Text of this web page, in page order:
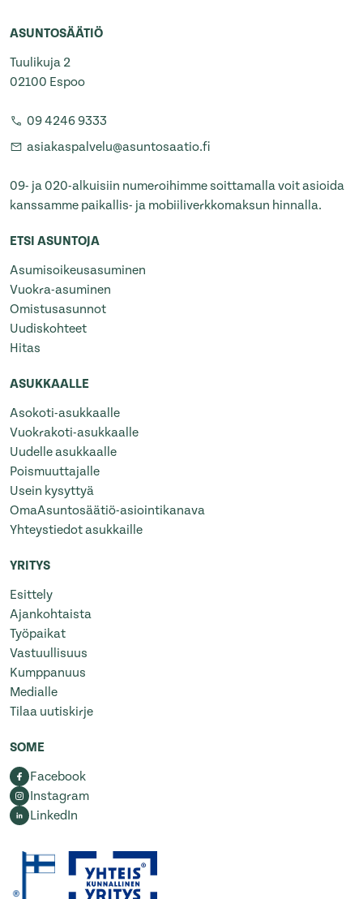
ASUNTOSÄÄTIÖ
Tuulikuja 2
02100 Espoo
09 4246 9333
asiakaspalvelu@asuntosaatio.fi
09- ja 020-alkuisiin numeroihimme soittamalla voit asioida
kanssamme paikallis- ja mobiiliverkkomaksun hinnalla.
ETSI ASUNTOJA
Asumisoikeusasuminen
Vuokra-asuminen
Omistusasunnot
Uudiskohteet
Hitas
ASUKKAALLE
Asokoti-asukkaalle
Vuokrakoti-asukkaalle
Uudelle asukkaalle
Poismuuttajalle
Usein kysyttyä
OmaAsuntosäätiö-asiointikanava
Yhteystiedot asukkaille
YRITYS
Esittely
Ajankohtaista
Työpaikat
Vastuullisuus
Kumppanuus
Medialle
Tilaa uutiskirje
SOME
Facebook
Instagram
LinkedIn